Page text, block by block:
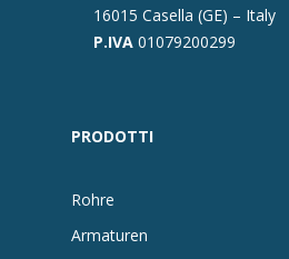
16015 Casella (GE) – Italy
P.IVA 01079200299
PRODOTTI
Rohre
Armaturen